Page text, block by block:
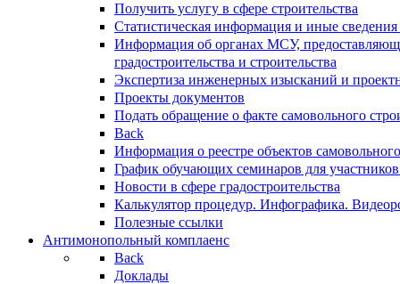
Получить услугу в сфере строительства
Статистическая информация и иные сведения
Информация об органах МСУ,
градостроительства и строительства
Экспертиза инженерных изысканий и
Проекты документов
Подать обращение о факте самовольного
Back
Информация о реестре объектов
График обучающих семинаров для участников
Новости в сфере градостроительства
Калькулятор процедур. Инфографика.
Полезные ссылки
Антимонопольный комплаенс
Back
Доклады